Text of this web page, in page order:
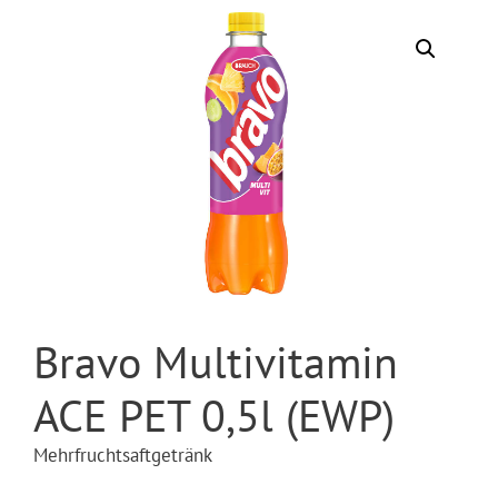
Bravo Multivitamin
ACE PET 0,5l (EWP)
Mehrfruchtsaftgetränk